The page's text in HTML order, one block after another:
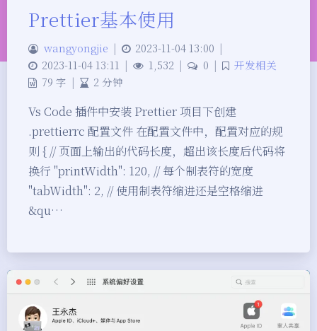
Prettier基本使用
wangyongjie | 2023-11-04 13:00 |
2023-11-04 13:11 | 1,532 | 0 |
开发相关
79 字 | 2 分钟
Vs Code 插件中安装 Prettier 项目下创建
.prettierrc 配置文件 在配置文件中，配置对应的规
则 { // 页面上输出的代码长度，超出该长度后代码将
换行 "printWidth": 120, // 每个制表符的宽度
"tabWidth": 2, // 使用制表符缩进还是空格缩进
&qu…